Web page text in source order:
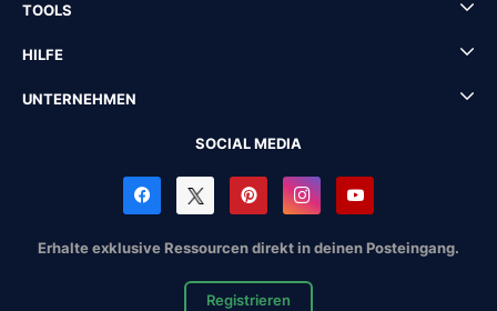
TOOLS
HILFE
UNTERNEHMEN
SOCIAL MEDIA
Erhalte exklusive Ressourcen direkt in deinen Posteingang.
Registrieren